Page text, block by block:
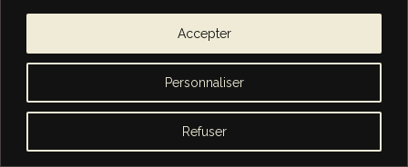
Personnaliser
Refuser
Accepter
© Marie Sigal 2026 -Mentions légales-Politique de
confidentialité